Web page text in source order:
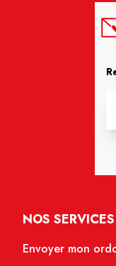
NOS SERVICES
Envoyer mon